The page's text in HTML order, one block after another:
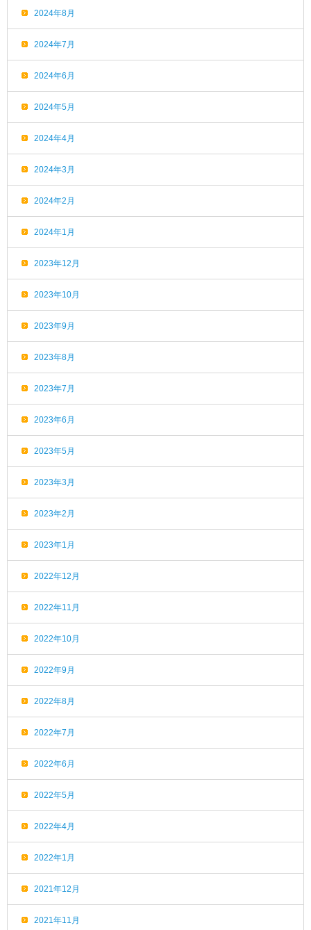
2024年8月
2024年7月
2024年6月
2024年5月
2024年4月
2024年3月
2024年2月
2024年1月
2023年12月
2023年10月
2023年9月
2023年8月
2023年7月
2023年6月
2023年5月
2023年3月
2023年2月
2023年1月
2022年12月
2022年11月
2022年10月
2022年9月
2022年8月
2022年7月
2022年6月
2022年5月
2022年4月
2022年1月
2021年12月
2021年11月